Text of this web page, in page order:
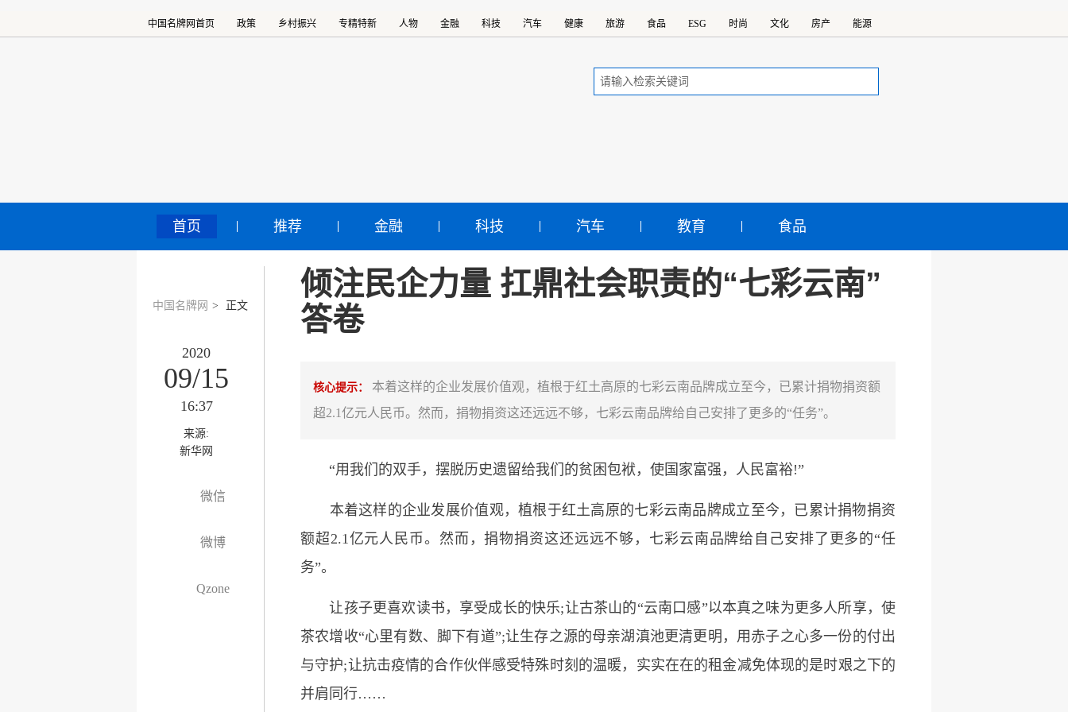
中国名牌网首页 政策 乡村振兴 专精特新 人物 金融 科技 汽车 健康 旅游 食品 ESG 时尚 文化 房产 能源
首页 推荐 金融 科技 汽车 教育 食品
中国名牌网 > 正文
2020
09/15
16:37
来源:
新华网
微信
微博
Qzone
倾注民企力量 扛鼎社会职责的“七彩云南”
答卷
核心提示： 本着这样的企业发展价值观，植根于红土高原的七彩云南品牌成立至今，已累计捐物捐资额
超2.1亿元人民币。然而，捐物捐资这还远远不够，七彩云南品牌给自己安排了更多的“任务”。
“用我们的双手，摆脱历史遗留给我们的贫困包袱，使国家富强，人民富裕!”
本着这样的企业发展价值观，植根于红土高原的七彩云南品牌成立至今，已累计捐物捐资
额超2.1亿元人民币。然而，捐物捐资这还远远不够，七彩云南品牌给自己安排了更多的“任
务”。
让孩子更喜欢读书，享受成长的快乐;让古茶山的“云南口感”以本真之味为更多人所享，使
茶农增收“心里有数、脚下有道”;让生存之源的母亲湖滇池更清更明，用赤子之心多一份的付出
与守护;让抗击疫情的合作伙伴感受特殊时刻的温暖，实实在在的租金减免体现的是时艰之下的
并肩同行……